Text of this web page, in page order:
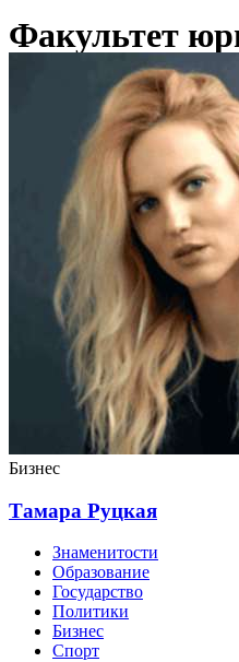
Факультет
Бизнес
Тамара Руцкая
Знаменитости
Образование
Государство
Политики
Бизнес
Спорт